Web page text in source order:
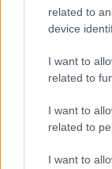
related to
device
I want to
related to
I want to
related to
I want to